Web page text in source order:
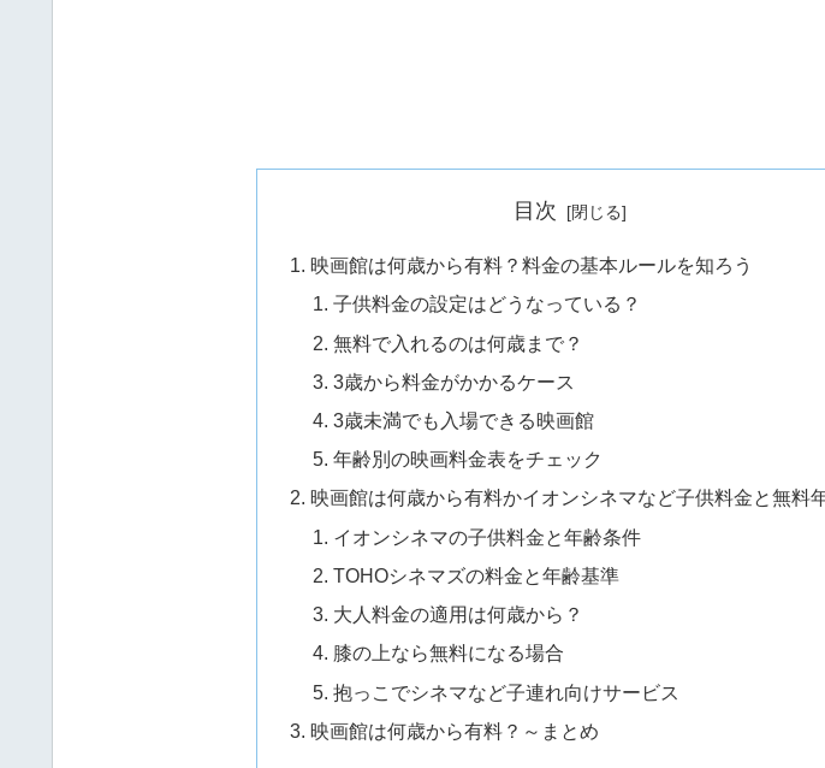
目次
映画館は何歳から有料？料金の基本ルールを知ろう
子供料金の設定はどうなっている？
無料で入れるのは何歳まで？
3歳から料金がかかるケース
3歳未満でも入場できる映画館
年齢別の映画料金表をチェック
映画館は何歳から有料かイオンシネマなど子供料金と無料
イオンシネマの子供料金と年齢条件
TOHOシネマズの料金と年齢基準
大人料金の適用は何歳から？
膝の上なら無料になる場合
抱っこでシネマなど子連れ向けサービス
映画館は何歳から有料？～まとめ